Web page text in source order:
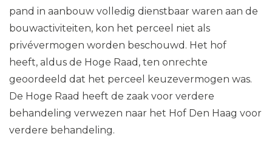
pand in aanbouw volledig dienstbaar waren aan de
bouwactiviteiten, kon het perceel niet als
privévermogen worden beschouwd. Het hof
heeft, aldus de Hoge Raad, ten onrechte
geoordeeld dat het perceel keuzevermogen was.
De Hoge Raad heeft de zaak voor verdere
behandeling verwezen naar het Hof Den Haag voor
verdere behandeling.